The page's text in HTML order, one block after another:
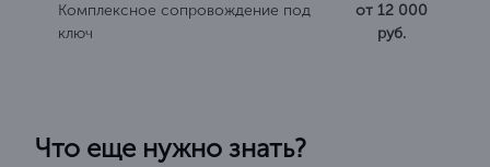
Комплексное сопровождение под
ключ
от 12 000
руб.
Что еще нужно знать?